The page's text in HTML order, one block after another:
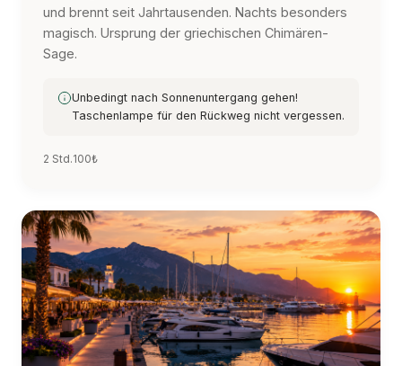
und brennt seit Jahrtausenden. Nachts besonders
magisch. Ursprung der griechischen Chimären-
Sage.
Unbedingt nach Sonnenuntergang gehen!
Taschenlampe für den Rückweg nicht vergessen.
2 Std.100₺